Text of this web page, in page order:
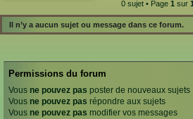
0 sujet • Page 1 sur 1
Il n’y a aucun sujet ou message dans ce forum.
Permissions du forum
Vous ne pouvez pas poster de nouveaux sujets
Vous ne pouvez pas répondre aux sujets
Vous ne pouvez pas modifier vos messages